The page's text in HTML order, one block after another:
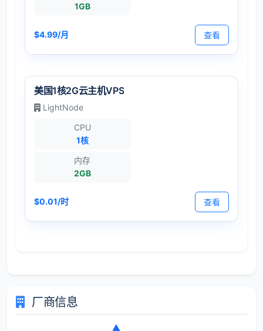
1GB
$4.99/月 查看
美国1核2G云主机VPS
LightNode
CPU
1核
内存
2GB
$0.01/时 查看
厂商信息